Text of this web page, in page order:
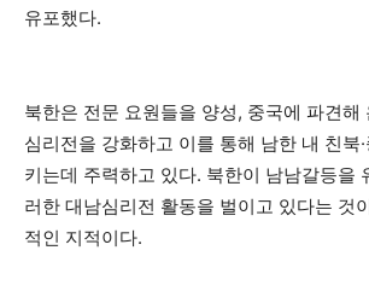
유포했다.
북한은 전문 요원들을 양성, 중국에 파견해
심리전을 강화하고 이를 통해 남한 내 친북
키는데 주력하고 있다. 북한이 남남갈등을
러한 대남심리전 활동을 벌이고 있다는 것
적인 지적이다.